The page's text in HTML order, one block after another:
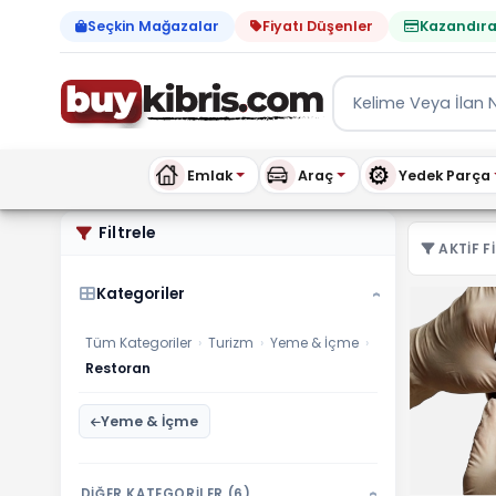
Seçkin Mağazalar Fiyatı Düşenler
Emlak Araç Yedek Parça
Turizm Restoran
Filtrele
Kategoriler ›
Tüm Kategoriler › Turizm › Yeme & İçme ›
Restoran
Yeme & İçme
›
AKTIF